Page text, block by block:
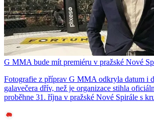
G MMA bude mít premiéru v pražské Nové
Fotografie z příprav G MMA odkryla datum i
galavečera dřív, než je organizace stihla
proběhne 31. října v pražské Nové Spirále s